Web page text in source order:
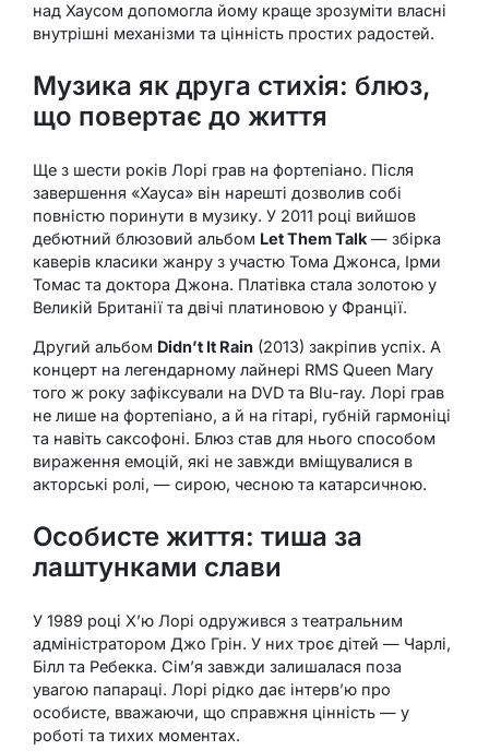
над Хаусом допомогла йому краще зрозуміти власні
внутрішні механізми та цінність простих радостей.
Музика як друга стихія: блюз,
що повертає до життя
Ще з шести років Лорі грав на фортепіано. Після
завершення «Хауса» він нарешті дозволив собі
повністю поринути в музику. У 2011 році вийшов
дебютний блюзовий альбом Let Them Talk — збірка
каверів класики жанру з участю Тома Джонса, Ірми
Томас та доктора Джона. Платівка стала золотою у
Великій Британії та двічі платиновою у Франції.
Другий альбом Didn’t It Rain (2013) закріпив успіх. А
концерт на легендарному лайнері RMS Queen Mary
того ж року зафіксували на DVD та Blu-ray. Лорі грав
не лише на фортепіано, а й на гітарі, губній гармоніці
та навіть саксофоні. Блюз став для нього способом
вираження емоцій, які не завжди вміщувалися в
акторські ролі, — сирою, чесною та катарсичною.
Особисте життя: тиша за
лаштунками слави
У 1989 році Х’ю Лорі одружився з театральним
адміністратором Джо Грін. У них троє дітей — Чарлі,
Білл та Ребекка. Сім’я завжди залишалася поза
увагою папараці. Лорі рідко дає інтерв’ю про
особисте, вважаючи, що справжня цінність — у
роботі та тихих моментах.